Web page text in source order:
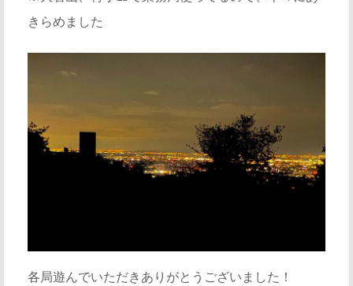
きらめました
各局遊んでいただきありがとうございました！